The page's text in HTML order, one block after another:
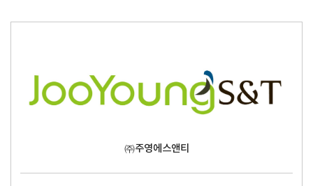
㈜주영에스앤티